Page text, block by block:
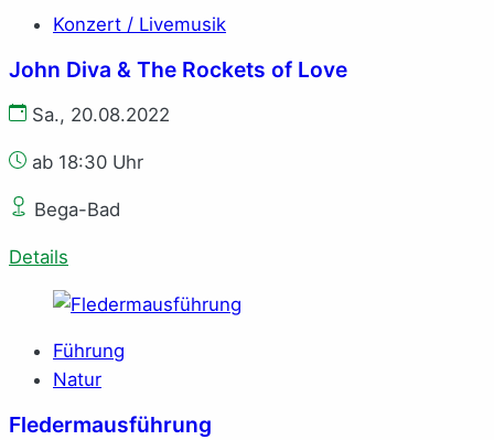
Konzert / Livemusik
John Diva & The Rockets of Love
Sa., 20.08.2022
ab 18:30 Uhr
Bega-Bad
Details
Führung
Natur
Fledermausführung